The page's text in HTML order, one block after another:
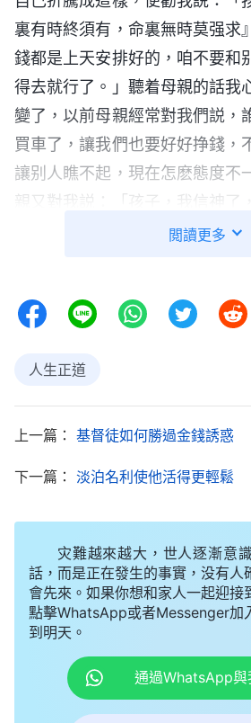
裏有時終須有，命裏無時莫强求
錢都是上天安排好的，咱不要和
得去就行了。」聽着母親的話我
變了，以前母親經常對我們説，
買車了，讓我們也要好好挣錢，
讓别人瞧不起，現在怎麽態度不
親又對我説：「孩子，我信神了
了我們人的命運都在神的手中主
身體都累垮了，只能活得越來越
那麽説，可在這個金錢至上的社
小瞧，就没法享受高品質的生活
不够用，哪有功夫信神啊！現在
信神是好事，我看你現在精神面
還要忙着上班挣錢，没有時間呀
信吧！……」之後，母親又多次
着挣錢都没把這事放在心上。
半個月後，我的病養得差不
的車間噪音大，時間一長我的聽
在工作時總擔心自己會出什麽安
閲讀更多
人生正道
上一篇： 基督徒如何勝過金錢誘惑
下一篇： 淡泊名利使他活得更輕鬆
灾難越來越大，世人逐漸意
話，而是正在發生的事實，没有人
會先來。如果你想和家人一起迎接
點擊WhatsApp或者Messenger加
到明天。
通過WhatsApp與